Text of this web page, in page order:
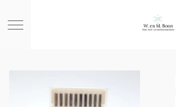
direct